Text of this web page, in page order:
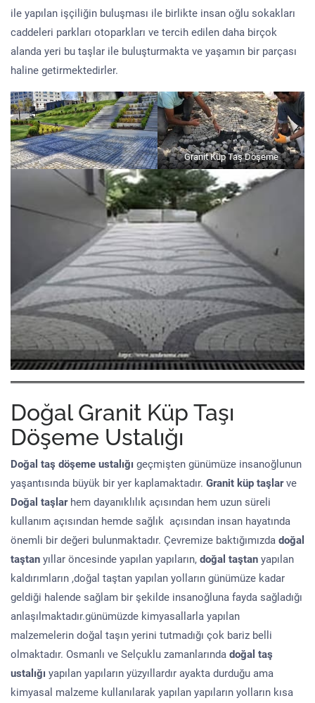
ile yapılan işçiliğin buluşması ile birlikte insan oğlu sokakları
caddeleri parkları otoparkları ve tercih edilen daha birçok
alanda yeri bu taşlar ile buluşturmakta ve yaşamın bir parçası
haline getirmektedirler.
Granit Küp Taş Döşeme
Doğal Granit Küp Taşı
Döşeme Ustalığı
Doğal taş döşeme ustalığı geçmişten günümüze insanoğlunun
yaşantısında büyük bir yer kaplamaktadır. Granit küp taşlarve
Doğal taşlar hem dayanıklılık açısından hem uzun süreli
kullanım açısından hemde sağlık açısından insan hayatında
önemli bir değeri bulunmaktadır. Çevremize baktığımızda doğal
taştan yıllar öncesinde yapılan yapıların, doğal taştan yapılan
kaldırımların ,doğal taştan yapılan yolların günümüze kadar
geldiği halende sağlam bir şekilde insanoğluna fayda sağladığı
anlaşılmaktadır.günümüzde kimyasallarla yapılan
malzemelerin doğal taşın yerini tutmadığı çok bariz belli
olmaktadır. Osmanlı ve Selçuklu zamanlarında doğal taş
ustalığı yapılan yapıların yüzyıllardır ayakta durduğu ama
kimyasal malzeme kullanılarak yapılan yapıların yolların kısa